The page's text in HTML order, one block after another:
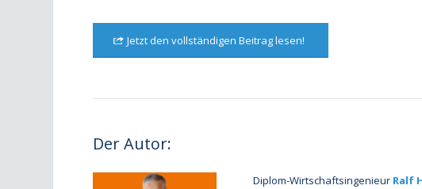
Jetzt den vollständigen Beitrag lesen!
Der Autor:
Diplom-Wirtschaftsingenieur Ralf